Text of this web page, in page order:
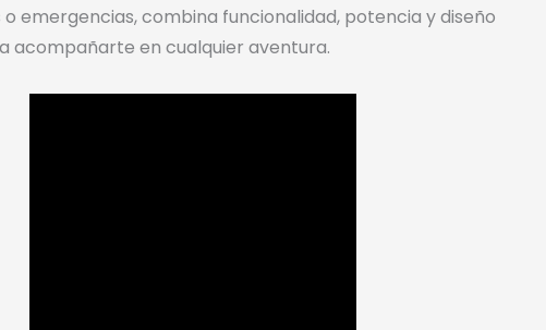
emergencias, combina funcionalidad, potencia y diseño
acompañarte en cualquier aventura.